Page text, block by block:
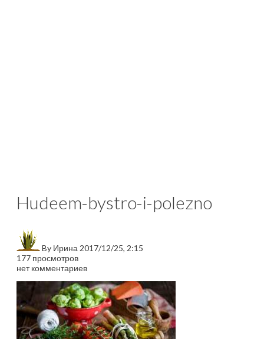
Hudeem-bystro-i-polezno
By Ирина 2017/12/25, 2:15
177 просмотров
нет комментариев